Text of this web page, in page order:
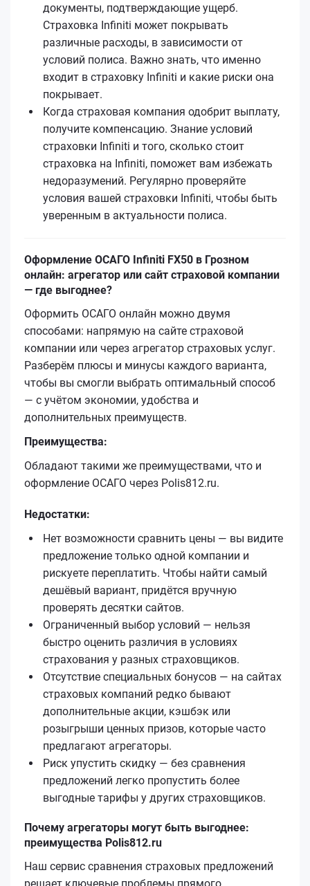
документы, подтверждающие ущерб.
Страховка Infiniti может покрывать
различные расходы, в зависимости от
условий полиса. Важно знать, что именно
входит в страховку Infiniti и какие риски она
покрывает.
Когда страховая компания одобрит выплату,
получите компенсацию. Знание условий
страховки Infiniti и того, сколько стоит
страховка на Infiniti, поможет вам избежать
недоразумений. Регулярно проверяйте
условия вашей страховки Infiniti, чтобы быть
уверенным в актуальности полиса.
Оформление ОСАГО Infiniti FX50 в Грозном
онлайн: агрегатор или сайт страховой компании
— где выгоднее?
Оформить ОСАГО онлайн можно двумя
способами: напрямую на сайте страховой
компании или через агрегатор страховых услуг.
Разберём плюсы и минусы каждого варианта,
чтобы вы смогли выбрать оптимальный способ
— с учётом экономии, удобства и
дополнительных преимуществ.
Преимущества:
Обладают такими же преимуществами, что и
оформление ОСАГО через Polis812.ru.
Недостатки:
Нет возможности сравнить цены — вы видите
предложение только одной компании и
рискуете переплатить. Чтобы найти самый
дешёвый вариант, придётся вручную
проверять десятки сайтов.
Ограниченный выбор условий — нельзя
быстро оценить различия в условиях
страхования у разных страховщиков.
Отсутствие специальных бонусов — на сайтах
страховых компаний редко бывают
дополнительные акции, кэшбэк или
розыгрыши ценных призов, которые часто
предлагают агрегаторы.
Риск упустить скидку — без сравнения
предложений легко пропустить более
выгодные тарифы у других страховщиков.
Почему агрегаторы могут быть выгоднее:
преимущества Polis812.ru
Наш сервис сравнения страховых предложений